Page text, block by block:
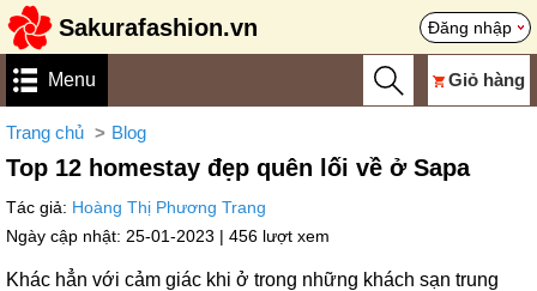
Sakurafashion.vn Đăng nhập
Menu Giỏ hàng
Trang chủ Blog
Top 12 homestay đẹp quên lối về ở Sapa
Tác giả: Hoàng Thị Phương Trang
Ngày cập nhật: 25-01-2023 | 456 lượt xem
Khác hẳn với cảm giác khi ở trong những khách sạn trung